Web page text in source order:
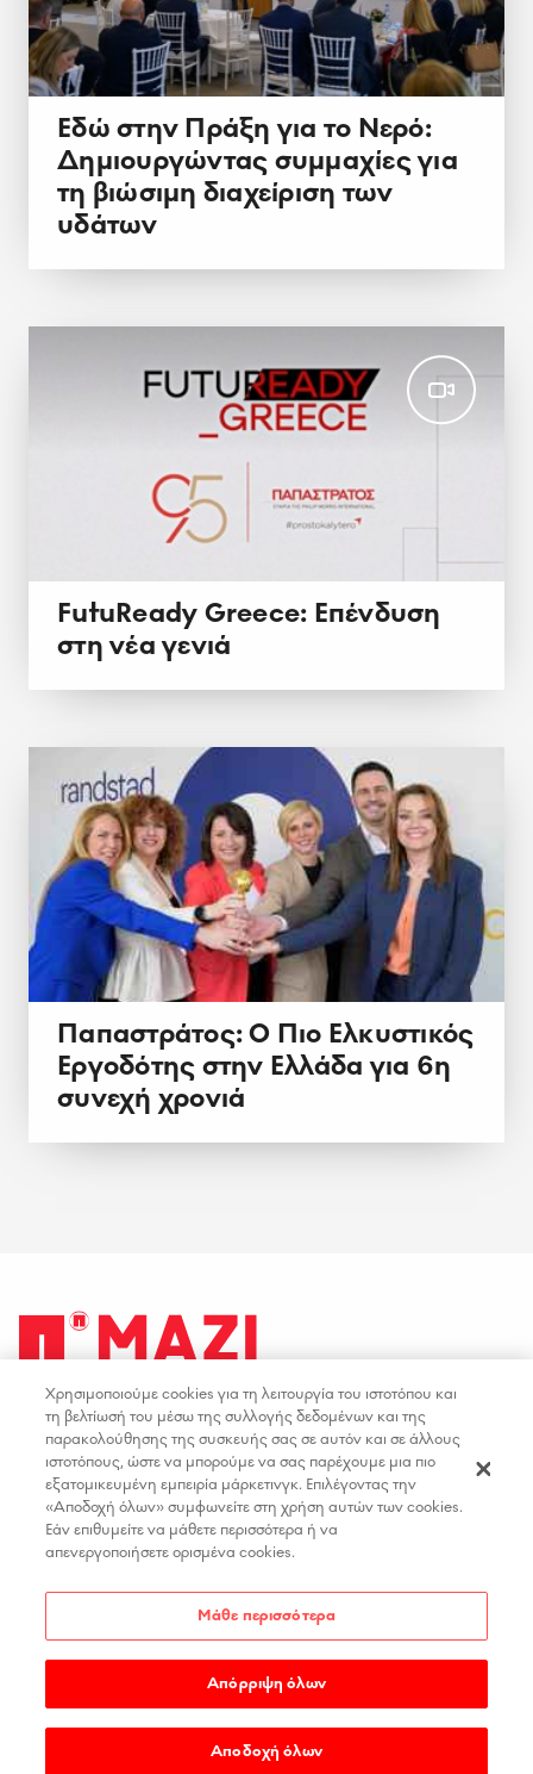
Εδώ στην Πράξη για το Νερό:
Δημιουργώντας συμμαχίες για
τη βιώσιμη διαχείριση των
υδάτων
FutuReady Greece: Επένδυση
στη νέα γενιά
Παπαστράτος: Ο Πιο Ελκυστικός
Εργοδότης στην Ελλάδα για 6η
συνεχή χρονιά
PAPASTRATOS
MADE BYWEDIA
ΟΡΟΙ ΧΡΗΣΗΣ
ΠΟΛΙΤΙΚΗ ΑΠΟΡΡΗΤΟΥ
ΔΗΛΩΣΗ ΠΡΟΣΒΑΣΙΜΟΤΗΤΑΣ
ΕΠΙΚΟΙΝΩΝΙΑ
ΘΕΣΕΙΣ ΕΡΓΑΣΙΑΣ
facebookyoutubeinstagramlinkedin
Χρησιμοποιούμε cookies για τη λειτουργία του ιστοτόπου και
τη βελτίωσή του μέσω της συλλογής δεδομένων και της
παρακολούθησης της συσκευής σας σε αυτόν και σε άλλους
ιστοτόπους, ώστε να μπορούμε να σας παρέχουμε μια πιο
εξατομικευμένη εμπειρία μάρκετινγκ. Επιλέγοντας την
«Αποδοχή όλων» συμφωνείτε στη χρήση αυτών των cookies.
Εάν επιθυμείτε να μάθετε περισσότερα ή να
απενεργοποιήσετε ορισμένα cookies.
Μάθε περισσότερα
Απόρριψη όλων
Αποδοχή όλων